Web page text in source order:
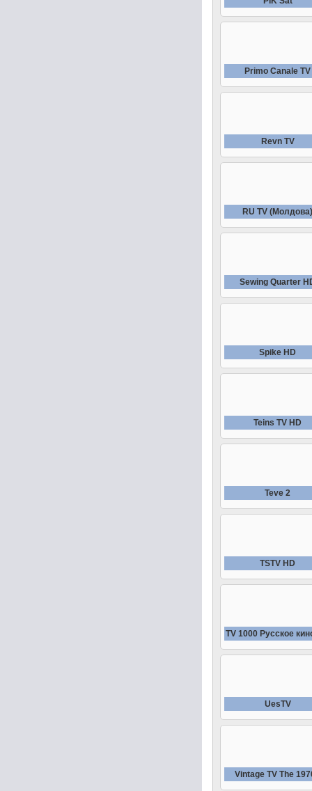
Primo Canale TV
Revn TV
RU TV
Sewing Quarter
Spike HD
Teins TV HD
Teve 2
TSTV HD
TV 1000 Русское
UesTV
Vintage TV The